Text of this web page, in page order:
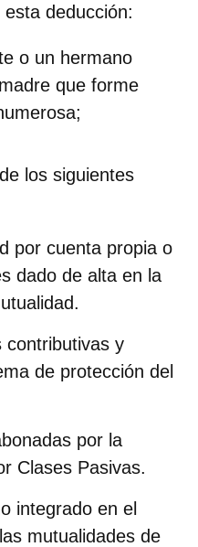
deducción:
o un hermano
que forme
los siguientes
por cuenta propia o
dado de alta en la
contributivas y
de protección del
por la
Clases Pasivas.
integrado en el
mutualidades de